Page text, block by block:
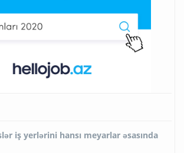
iş yerlərini hansı meyarlar əsasında